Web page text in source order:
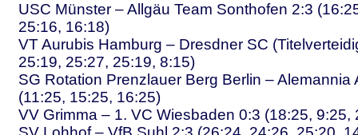
USC Münster – Allgäu Team Sonthofen 2:3
25:16, 16:18)
VT Aurubis Hamburg – Dresdner SC
25:19, 25:27, 25:19, 8:15)
SG Rotation Prenzlauer Berg Berlin – Alemannia
(11:25, 15:25, 16:25)
VV Grimma – 1. VC Wiesbaden 0:3 (18:25, 9:25,